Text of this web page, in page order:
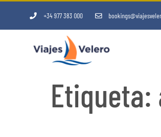
+34 977 383 000
Etiqueta: